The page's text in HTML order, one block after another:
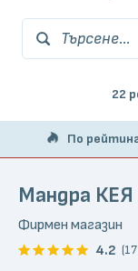
Търсене...
22
По
Мандра КЕЯ
Фирмен магазин
4.2